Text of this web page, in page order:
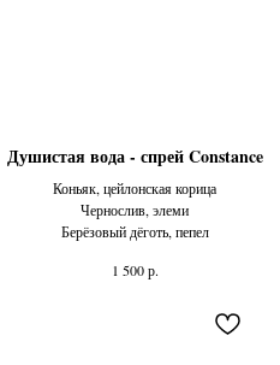
Душистая вода - спрей Constance
Коньяк, цейлонская корица
Чернослив, элеми
Берёзовый дёготь, пепел
1 500 р.